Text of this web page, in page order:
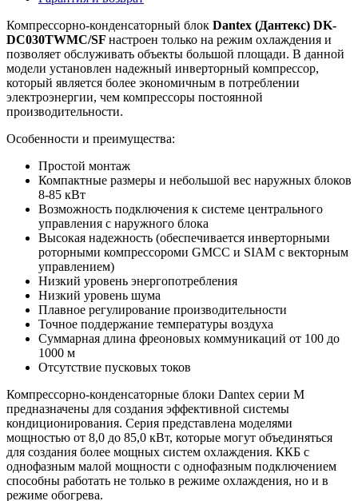
Компрессорно-конденсаторный блок Dantex (Дантекс) DK-
DC030TWMC/SF настроен только на режим охлаждения и
позволяет обслуживать объекты большой площади. В данной
модели установлен надежный инверторный компрессор,
который является более экономичным в потреблении
электроэнергии, чем компрессоры постоянной
производительности.
Особенности и преимущества:
Простой монтаж
Компактные размеры и небольшой вес наружных блоков
8-85 кВт
Возможность подключения к системе центрального
управления с наружного блока
Высокая надежность (обеспечивается инверторными
роторными компрессороми GMCC и SIAM c векторным
управлением)
Низкий уровень энергопотребления
Низкий уровень шума
Плавное регулирование производительности
Точное поддержание температуры воздуха
Суммарная длина фреоновых коммуникаций от 100 до
1000 м
Отсутствие пусковых токов
Компрессорно-конденсаторные блоки Dantex серии М
предназначены для создания эффективной системы
кондиционирования. Серия представлена моделями
мощностью от 8,0 до 85,0 кВт, которые могут объединяться
для создания более мощных систем охлаждения. ККБ с
однофазным малой мощности с однофазным подключением
способны работать не только в режиме охлаждения, но и в
режиме обогрева.